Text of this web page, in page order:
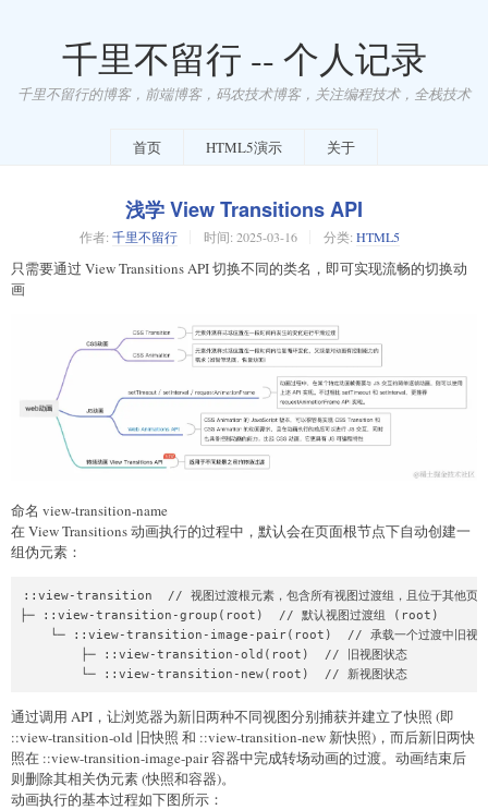
千里不留行 -- 个人记录
千里不留行的博客，前端博客，码农技术博客，关注编程技术，全栈技术
首页 HTML5演示 关于
浅学 View Transitions API
作者: 千里不留行 时间: 2025-03-16 分类: HTML5
只需要通过 View Transitions API 切换不同的类名，即可实现流畅的切换动
画
命名 view-transition-name
在 View Transitions 动画执行的过程中，默认会在页面根节点下自动创建一
组伪元素：
::view-transition  // 视图过渡根元素，包含所有视图过渡组，且位于其他页面
├─ ::view-transition-group(root)  // 默认视图过渡组 (root)
└─ ::view-transition-image-pair(root)  // 承载一个过渡中旧视图
        ├─ ::view-transition-old(root)  // 旧视图状态
通过调用 API，让浏览器为新旧两种不同视图分别捕获并建立了快照 (即
::view-transition-old 旧快照 和 ::view-transition-new 新快照)，而后新旧两快
照在 ::view-transition-image-pair 容器中完成转场动画的过渡。动画结束后
则删除其相关伪元素 (快照和容器)。
动画执行的基本过程如下图所示：